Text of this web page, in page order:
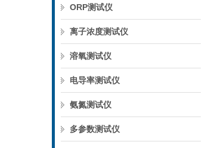
ORP测试仪
离子浓度测试仪
溶氧测试仪
电导率测试仪
氨氮测试仪
多参数测试仪